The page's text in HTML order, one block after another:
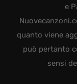
e
quanto viene
può pertanto
sensi